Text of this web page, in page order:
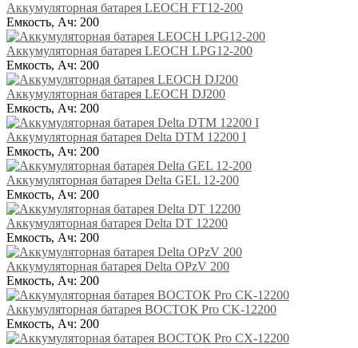
Аккумуляторная батарея LEOCH FT12-200
Емкость, Ач: 200
Аккумуляторная батарея LEOCH LPG12-200
Емкость, Ач: 200
Аккумуляторная батарея LEOCH DJ200
Емкость, Ач: 200
Аккумуляторная батарея Delta DTM 12200 I
Емкость, Ач: 200
Аккумуляторная батарея Delta GEL 12-200
Емкость, Ач: 200
Аккумуляторная батарея Delta DT 12200
Емкость, Ач: 200
Аккумуляторная батарея Delta OPzV 200
Емкость, Ач: 200
Аккумуляторная батарея ВОСТОК Pro CK-12200
Емкость, Ач: 200